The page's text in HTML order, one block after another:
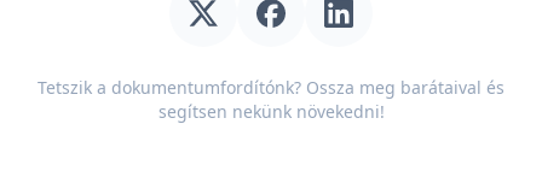
Tetszik a dokumentumfordítónk? Ossza meg barátaival és
segítsen nekünk növekedni!